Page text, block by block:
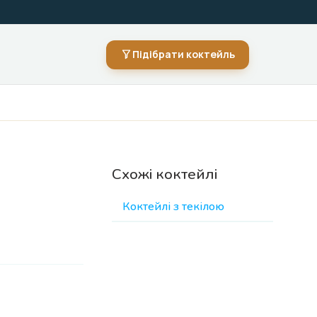
Підібрати коктейль
Схожі коктейлі
Коктейлі з текілою